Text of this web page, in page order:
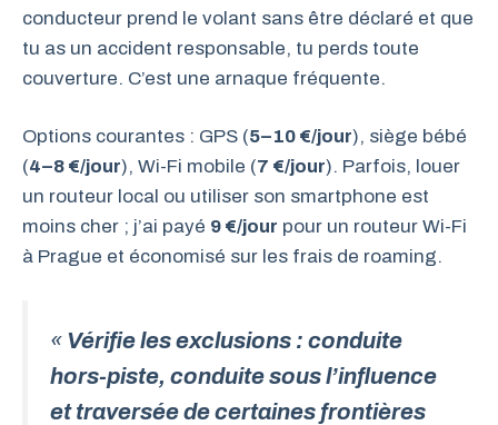
conducteur prend le volant sans être déclaré et que
tu as un accident responsable, tu perds toute
couverture. C’est une arnaque fréquente.
Options courantes : GPS (5–10 €/jour), siège bébé
(4–8 €/jour), Wi-Fi mobile (7 €/jour). Parfois, louer
un routeur local ou utiliser son smartphone est
moins cher ; j’ai payé 9 €/jour pour un routeur Wi-Fi
à Prague et économisé sur les frais de roaming.
« Vérifie les exclusions : conduite
hors-piste, conduite sous l’influence
et traversée de certaines frontières